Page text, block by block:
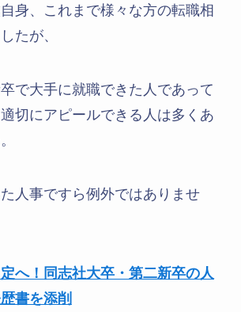
身、これまで様々な方の転職相
たが、
で大手に就職できた人であって
切にアピールできる人は多くあ
人事ですら例外ではありませ
へ！同志社大卒・第二新卒の人
書を添削